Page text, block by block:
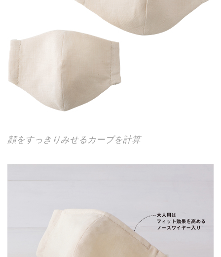
顔をすっきりみせるカーブを計算